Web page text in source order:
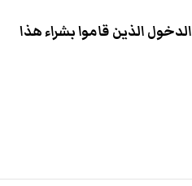
الذين قاموا بشراء هذا